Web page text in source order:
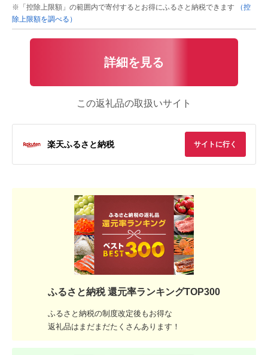
※「控除上限額」の範囲内で寄付するとお得にふるさと納税できます
（控
除上限額を調べる）
詳細を見る
この返礼品の取扱いサイト
楽天ふるさと納税 サイトに行く
ふるさと納税 還元率ランキングTOP300
ふるさと納税の制度改定後もお得な
返礼品はまだまだたくさんあります！